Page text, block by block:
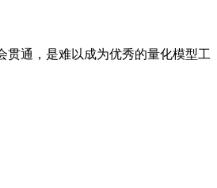
贯通，是难以成为优秀的量化模型工